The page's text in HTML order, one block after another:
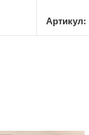
Артикул: